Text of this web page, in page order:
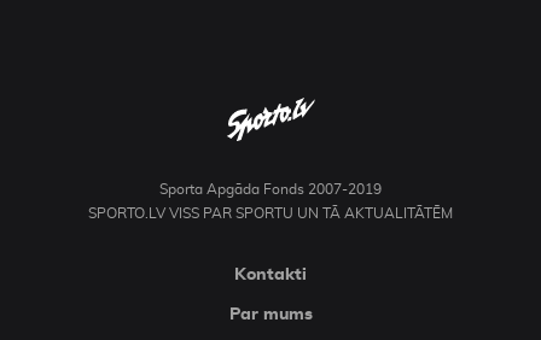
Sporta Apgāda Fonds 2007-2019
SPORTO.LV VISS PAR SPORTU UN TĀ AKTUALITĀTĒM
Kontakti
Par mums